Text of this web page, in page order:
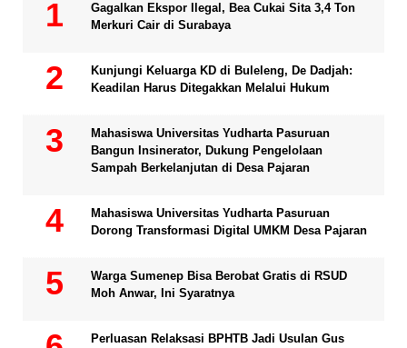
Gagalkan Ekspor Ilegal, Bea Cukai Sita 3,4 Ton
Merkuri Cair di Surabaya
Kunjungi Keluarga KD di Buleleng, De Dadjah:
Keadilan Harus Ditegakkan Melalui Hukum
Mahasiswa Universitas Yudharta Pasuruan
Bangun Insinerator, Dukung Pengelolaan
Sampah Berkelanjutan di Desa Pajaran
Mahasiswa Universitas Yudharta Pasuruan
Dorong Transformasi Digital UMKM Desa Pajaran
Warga Sumenep Bisa Berobat Gratis di RSUD
Moh Anwar, Ini Syaratnya
Perluasan Relaksasi BPHTB Jadi Usulan Gus